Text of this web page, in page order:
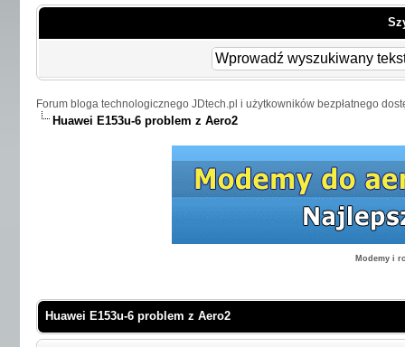
Forum bloga technologicznego JDtech.pl i użytkowników bezpłatnego
Huawei E153u-6 problem z Aero2
Modemy i
Huawei E153u-6 problem z Aero2